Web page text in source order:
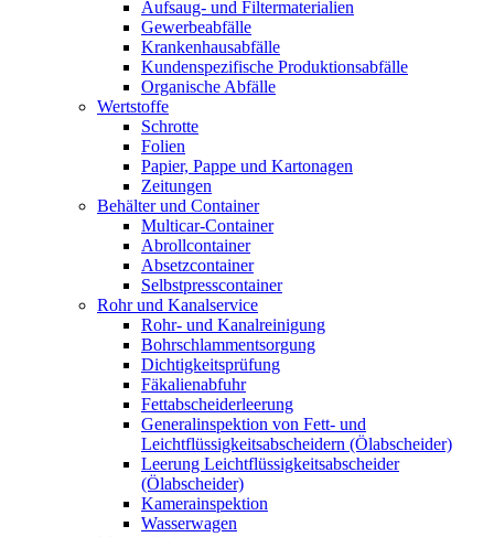
Aufsaug- und Filtermaterialien
Gewerbeabfälle
Krankenhausabfälle
Kundenspezifische Produktionsabfälle
Organische Abfälle
Wertstoffe
Schrotte
Folien
Papier, Pappe und Kartonagen
Zeitungen
Behälter und Container
Multicar-Container
Abrollcontainer
Absetzcontainer
Selbstpresscontainer
Rohr und Kanalservice
Rohr- und Kanalreinigung
Bohrschlammentsorgung
Dichtigkeitsprüfung
Fäkalienabfuhr
Fettabscheiderleerung
Generalinspektion von Fett- und
Leichtflüssigkeitsabscheidern (Ölabscheider)
Leerung Leichtflüssigkeitsabscheider
(Ölabscheider)
Kamerainspektion
Wasserwagen